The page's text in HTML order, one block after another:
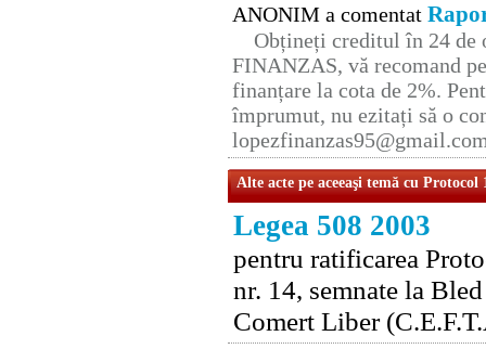
ANONIM a comentat
Obțineți creditul în 24 de
FINANZAS, vă recomand
finanțare la cota de 2%.
împrumut, nu ezitați să o
Alte acte pe aceeaşi temă cu Protocol
Legea 508 2003
pentru ratificarea
nr. 14, semnate la
Comert Liber